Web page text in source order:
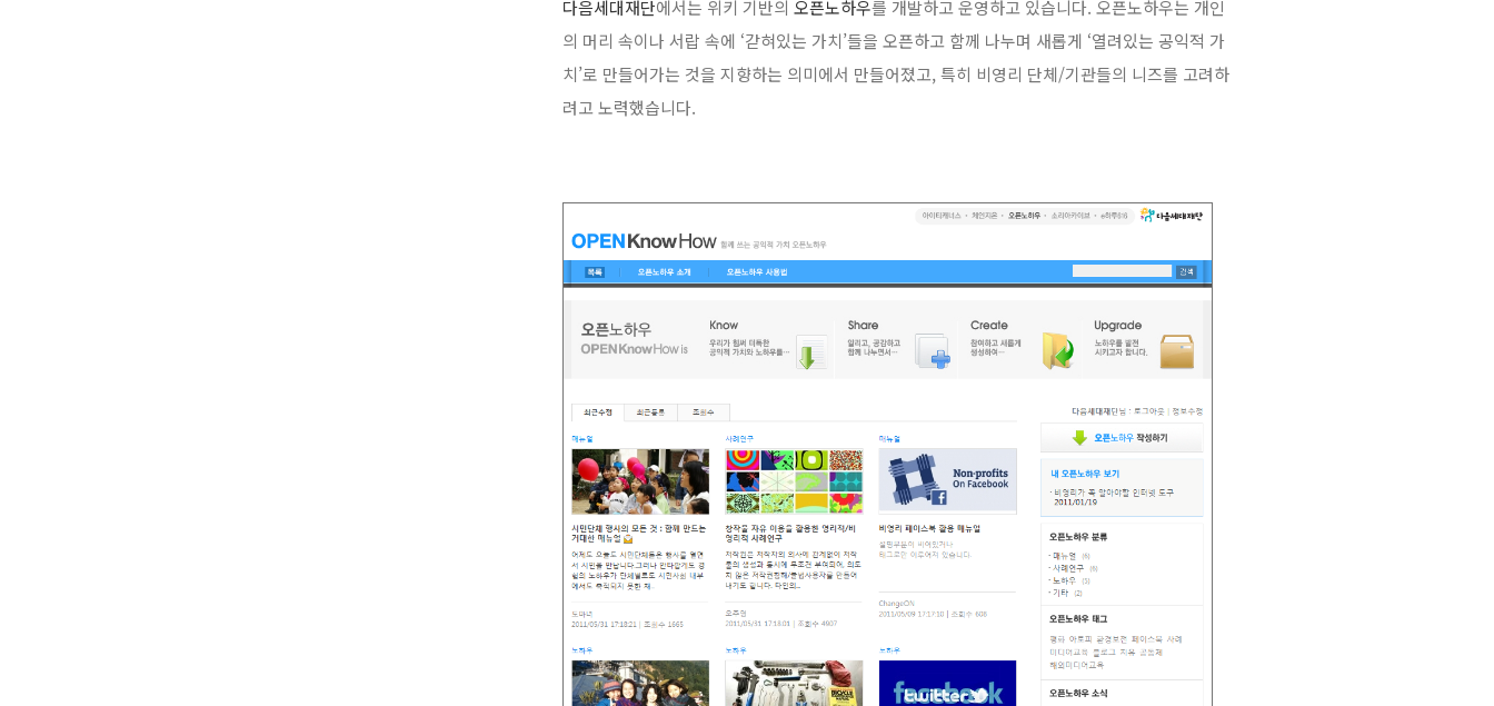
다음세대재단에서는 위키 기반의 오픈노하우를 개발하고 운영하고 있습니다. 오픈노하우는 개인
의 머리 속이나 서랍 속에 ‘갇혀있는 가치’들을 오픈하고 함께 나누며 새롭게 ‘열려있는 공익적 가
치’로 만들어가는 것을 지향하는 의미에서 만들어졌고, 특히 비영리 단체/기관들의 니즈를 고려하
려고 노력했습니다.